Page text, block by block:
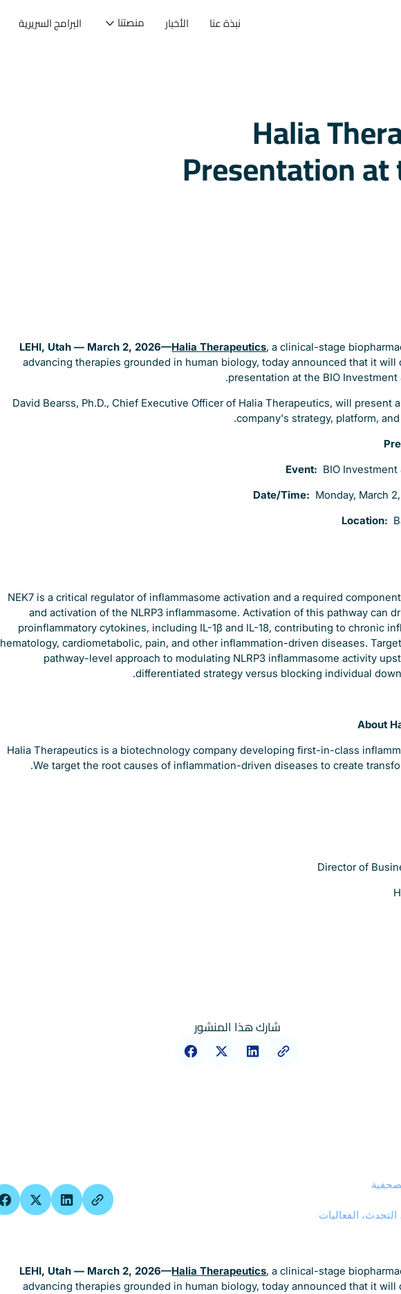
نبذة عنا الأخبار منصتنا البرامج السريرية
Halia
Presentation
LEHI, Utah — March 2, 2026—HaliaTherapeutics, a clinical-stage
advancing therapies grounded in human biology, today announced that it will
presentation at the BIO Investment
David Bearss, Ph.D., Chief Executive Officer of Halia Therapeutics, will present
company's strategy, platform,
Event: BIO
Date/Time: Monday, March
Location:
NEK7 is a critical regulator of inflammasome activation and a required
and activation of the NLRP3 inflammasome. Activation of this pathway can
proinflammatory cytokines, including IL-1β and IL-18, contributing to chronic
hematology, cardiometabolic, pain, and other inflammation-driven diseases.
pathway-level approach to modulating NLRP3 inflammasome activity
differentiated strategy versus blocking individual
About
Halia Therapeutics is a biotechnology company developing first-in-class
We target the root causes of inflammation-driven diseases to create
Director of
شارك هذا المنشور
التحدث، الفعاليات
LEHI, Utah — March 2, 2026—HaliaTherapeutics, a clinical-stage
advancing therapies grounded in human biology, today announced that it will